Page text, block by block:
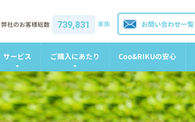
お問い合わせ一覧
弊社のお客様総数 739,831 家族
サービス ご購入にあたり Coo&RIKUの安心